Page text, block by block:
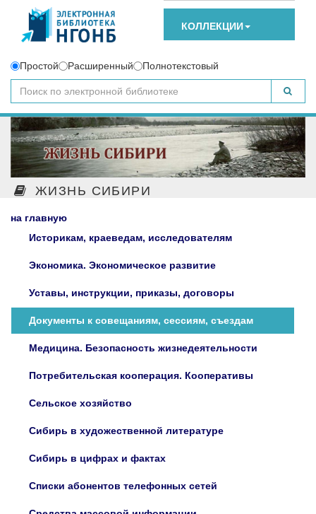
КОЛЛЕКЦИИ
Простой Расширенный Полнотекстовый
ЖИЗНЬ СИБИРИ
на главную
Историкам, краеведам, исследователям
Экономика. Экономическое развитие
Уставы, инструкции, приказы, договоры
Документы к совещаниям, сессиям, съездам
Медицина. Безопасность жизнедеятельности
Потребительская кооперация. Кооперативы
Сельское хозяйство
Сибирь в художественной литературе
Сибирь в цифрах и фактах
Списки абонентов телефонных сетей